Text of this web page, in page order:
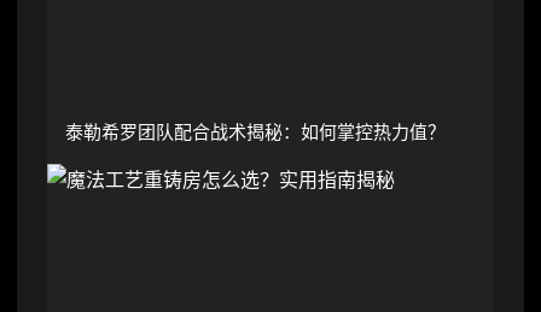
泰勒希罗团队配合战术揭秘：如何掌控热力值？